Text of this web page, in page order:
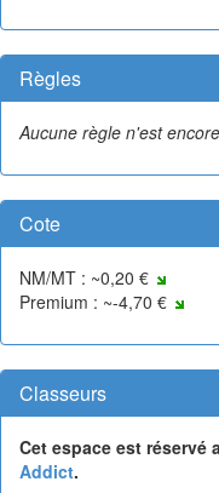
Règles
Aucune règle n'est
Cote
NM/MT : ~0,20 €
Premium : ~-4,70 €
Classeurs
Cet espace est réservé
Addict.